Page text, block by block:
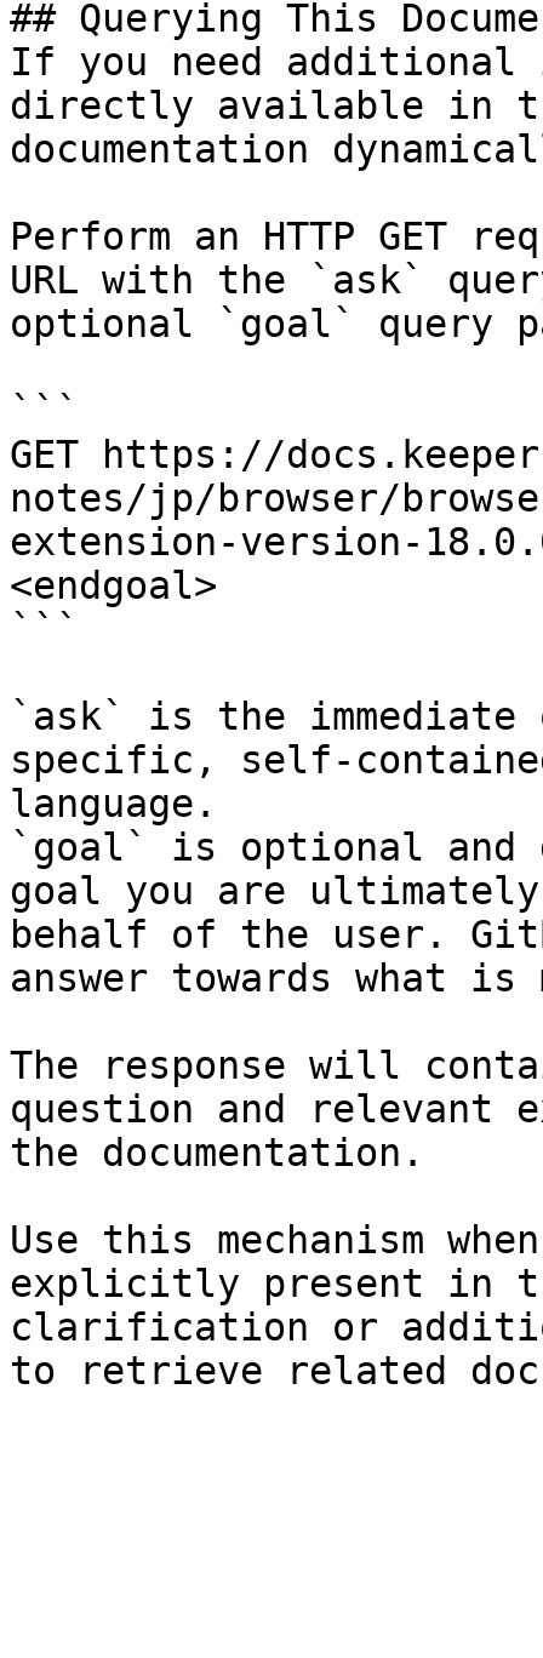
## Querying This
If you need
directly available in
documentation
Perform an HTTP GET
URL with the `ask`
optional `goal` query
```
GET https://
notes/jp/browser/
extension-version-
<endgoal>
```
`ask` is the
specific, self-
language.
`goal` is optional and
goal you are
behalf of the user.
answer towards what
The response will
question and relevant
the documentation.
Use this mechanism
explicitly present in
clarification or